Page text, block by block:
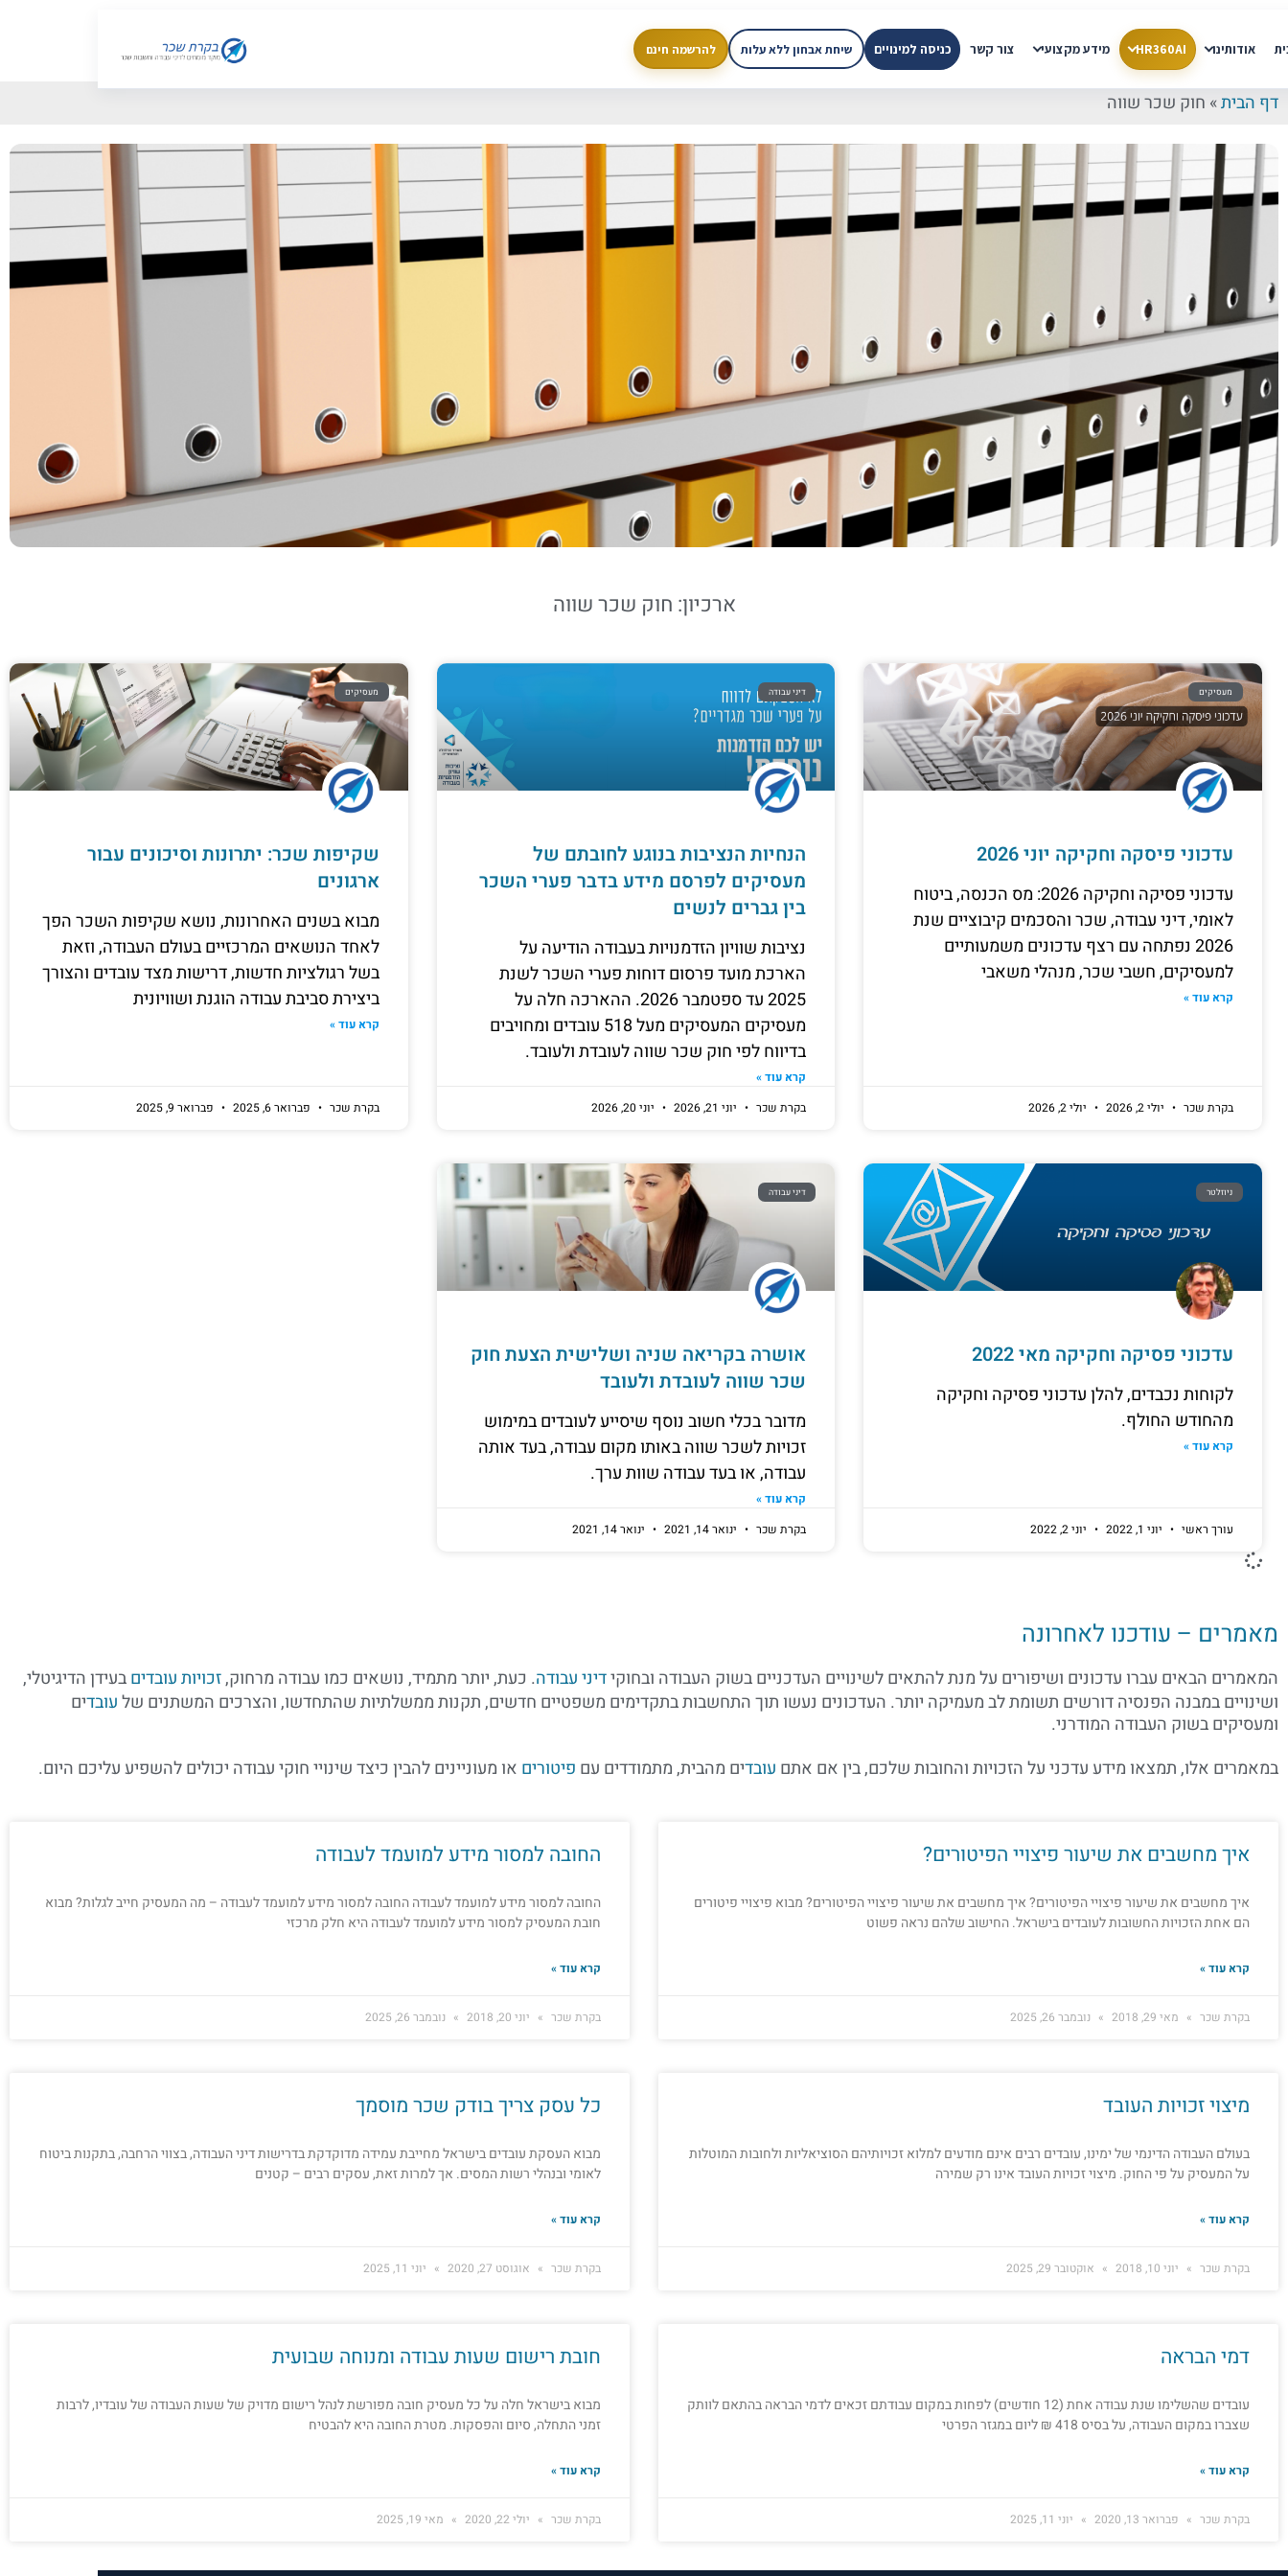
אודותינו HR360AI מידע מקצועי צור קשר כניסה למינויים שיחת אבחון ללא עלות להרשמה חינם
דף הבית» חוק שכר שווה
ארכיון: חוק שכר שווה
מעסיקים
עדכוני פיסקה וחקיקה יוני 2026
עדכוני פסיקה וחקיקה 2026: מס הכנסה, ביטוח
לאומי, דיני עבודה, שכר והסכמים קיבוציים שנת
2026 נפתחה עם רצף עדכונים משמעותיים
למעסיקים, חשבי שכר, מנהלי משאבי
קרא עוד »
בקרת שכר יולי 2, 2026 יולי 2, 2026
דיני עבודה
הנחיות הנציבות בנוגע לחובתם של
מעסיקים לפרסם מידע בדבר פערי השכר
בין גברים לנשים
נציבות שוויון הזדמנויות בעבודה הודיעה על
הארכת מועד פרסום דוחות פערי השכר לשנת
2025 עד ספטמבר 2026. ההארכה חלה על
מעסיקים המעסיקים מעל 518 עובדים ומחויבים
בדיווח לפי חוק שכר שווה לעובדת ולעובד.
קרא עוד »
בקרת שכר
יוני 21, 2026 יוני 20, 2026
מעסיקים
שקיפות שכר: יתרונות וסיכונים עבור
ארגונים
מבוא בשנים האחרונות, נושא שקיפות השכר הפך
לאחד הנושאים המרכזיים בעולם העבודה, וזאת
בשל רגולציות חדשות, דרישות מצד עובדים והצורך
ביצירת סביבת עבודה הוגנת ושוויונית
קרא עוד »
בקרת שכר פברואר 6, 2025 פברואר 9, 2025
ניוזלטר
עדכוני פסיקה וחקיקה מאי 2022
לקוחות נכבדים, להלן עדכוני פסיקה וחקיקה
מהחודש החולף.
קרא עוד »
עורך ראשי יוני 1, 2022 יוני 2, 2022
דיני עבודה
אושרה בקריאה שניה ושלישית הצעת חוק
שכר שווה לעובדת ולעובד
מדובר בכלי חשוב נוסף שיסייע לעובדים במימוש
זכויות לשכר שווה באותו מקום עבודה, בעד אותה
עבודה, או בעד עבודה שוות ערך.
קרא עוד »
בקרת שכר
ינואר 14, 2021 ינואר 14, 2021
מאמרים – עודכנו לאחרונה
המאמרים הבאים עברו עדכונים ושיפורים על מנת להתאים לשינויים העדכניים בשוק העבודה ובחוקידיני עבודה. כעת, יותר מתמיד, נושאים כמו עבודה מרחוק,זכויות עובדיםבעידן הדיגיטלי,
ושינויים במבנה הפנסיה דורשים תשומת לב מעמיקה יותר. העדכונים נעשו תוך התחשבות בתקדימים משפטיים חדשים, תקנות ממשלתיות שהתחדשו, והצרכים המשתנים שלעובדים
ומעסיקים בשוק העבודה המודרני.
במאמרים אלו, תמצאו מידע עדכני על הזכויות והחובות שלכם, בין אם אתם עובדים מהבית, מתמודדים עם פיטורים או מעוניינים להבין כיצד שינויי חוקי עבודה יכולים להשפיע עליכם היום.
איך מחשבים את שיעור פיצויי הפיטורים?
איך מחשבים את שיעור פיצויי הפיטורים? איך מחשבים את שיעור פיצויי הפיטורים? מבוא פיצויי פיטורים
הם אחת הזכויות החשובות לעובדים בישראל. החישוב שלהם נראה פשוט
קרא עוד »
בקרת שכר מאי 29, 2018 נובמבר 26, 2025
החובה למסור מידע למועמד לעבודה
החובה למסור מידע למועמד לעבודה החובה למסור מידע למועמד לעבודה – מה המעסיק חייב לגלות? מבוא
חובת המעסיק למסור מידע למועמד לעבודה היא חלק מרכזי
קרא עוד »
בקרת שכר יוני 20, 2018 נובמבר 26, 2025
מיצוי זכויות העובד
בעולם העבודה הדינמי של ימינו, עובדים רבים אינם מודעים למלוא זכויותיהם הסוציאליות ולחובות המוטלות
על המעסיק על פי החוק. מיצוי זכויות העובד אינו רק שמירה
קרא עוד »
בקרת שכר יוני 10, 2018 אוקטובר 29, 2025
כל עסק צריך בודק שכר מוסמך
מבוא העסקת עובדים בישראל מחייבת עמידה מדוקדקת בדרישות דיני העבודה, בצווי הרחבה, בתקנות ביטוח
לאומי ובנהלי רשות המסים. אך למרות זאת, עסקים רבים – קטנים
קרא עוד »
בקרת שכר אוגוסט 27, 2020 יוני 11, 2025
דמי הבראה
עובדים שהשלימו שנת עבודה אחת (12 חודשים) לפחות במקום עבודתם זכאים לדמי הבראה בהתאם לוותק
שצברו במקום העבודה, על בסיס 418 ₪ ליום במגזר הפרטי
קרא עוד »
בקרת שכר פברואר 13, 2020 יוני 11, 2025
חובת רישום שעות עבודה ומנוחה שבועית
מבוא בישראל חלה על כל מעסיק חובה מפורשת לנהל רישום מדויק של שעות העבודה של עובדיו, לרבות
זמני התחלה, סיום והפסקות. מטרת החובה היא להבטיח
קרא עוד »
בקרת שכר יולי 22, 2020 מאי 19, 2025